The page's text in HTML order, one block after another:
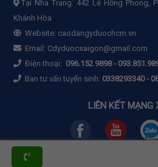
Tại Nha Trang: 442 Lê Hồng Phong,
Khánh Hòa
Website: caodangyduochcm.vn
Email: Cdyduocsaigon@gmail.com
Điện thoại: 096.152.9898-
Ban tư vấn tuyển sinh: 0338293340 -
LIÊN KẾT MẠNG